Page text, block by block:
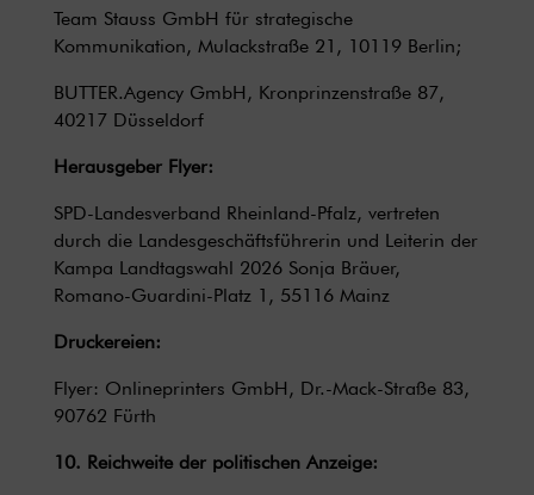
Team Stauss GmbH für strategische
Kommunikation, Mulackstraße 21, 10119 Berlin;
BUTTER.Agency GmbH, Kronprinzenstraße 87,
40217 Düsseldorf
Herausgeber Flyer:
SPD-Landesverband Rheinland-Pfalz, vertreten
durch die Landesgeschäftsführerin und Leiterin der
Kampa Landtagswahl 2026 Sonja Bräuer,
Romano-Guardini-Platz 1, 55116 Mainz
Druckereien:
Flyer: Onlineprinters GmbH, Dr.-Mack-Straße 83,
90762 Fürth
10. Reichweite der politischen Anzeige: